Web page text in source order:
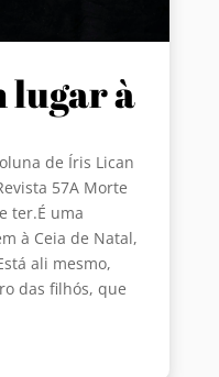
lugar à
de Íris Lican
57A Morte
ter.É uma
à Ceia de Natal,
ali mesmo,
das filhós, que